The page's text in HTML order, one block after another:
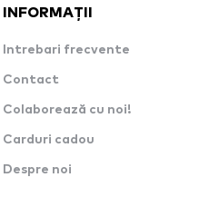
INFORMAȚII
Intrebari frecvente
Contact
Colaborează cu noi!
Carduri cadou
Despre noi